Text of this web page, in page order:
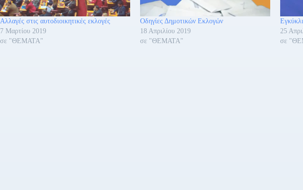
Αλλαγές στις αυτοδιοικητικές εκλογές
7 Μαρτίου 2019
σε "ΘΕΜΑΤΑ"
Οδηγίες Δημοτικών Εκλογών
18 Απριλίου 2019
σε "ΘΕΜΑΤΑ"
25
σε